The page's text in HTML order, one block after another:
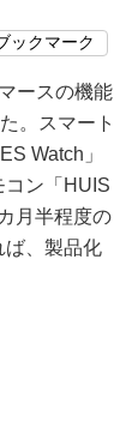
ックマーク
ースの機能
。スマート
Watch」
コン「HUIS
月半程度の
ば、製品化